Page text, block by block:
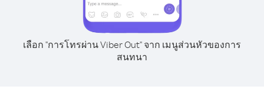
เลือก "การโทรผ่าน Viber Out" จาก เมนูส่วนหัวของการ
สนทนา